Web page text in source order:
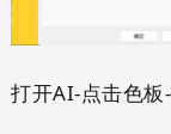
打开AI-点击色板